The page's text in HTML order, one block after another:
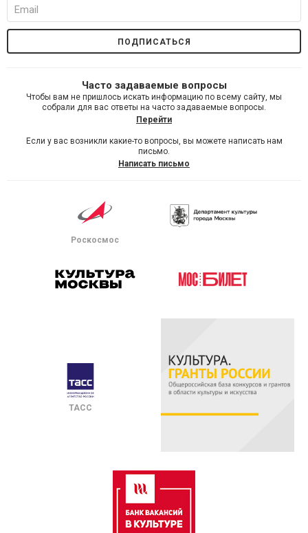
Часто задаваемые вопросы
Чтобы вам не пришлось искать информацию по всему сайту, мы
собрали для вас ответы на часто задаваемые вопросы.
Перейти
Если у вас возникли какие-то вопросы, вы можете написать нам
письмо.
Написать письмо
Роскосмос
ТАСС